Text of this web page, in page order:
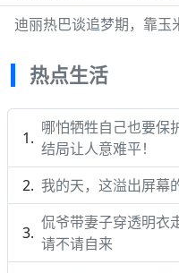
迪丽热巴谈追梦期，靠玉
热点生活
哪怕牺牲自己也要保
结局让人意难平！
我的天，这溢出屏幕
侃爷带妻子穿透明衣
请不请自来